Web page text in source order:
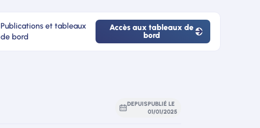
Publications et tableaux
de bord
Accès
aux
tableaux
Accès aux tableaux de
bord
DEPUISPUBLIÉ LE
01/01/2025